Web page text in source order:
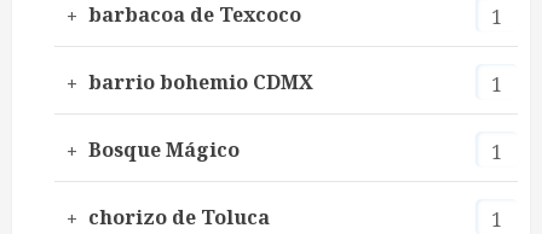
barbacoa de Texcoco 1
barrio bohemio CDMX 1
Bosque Mágico 1
chorizo de Toluca 1